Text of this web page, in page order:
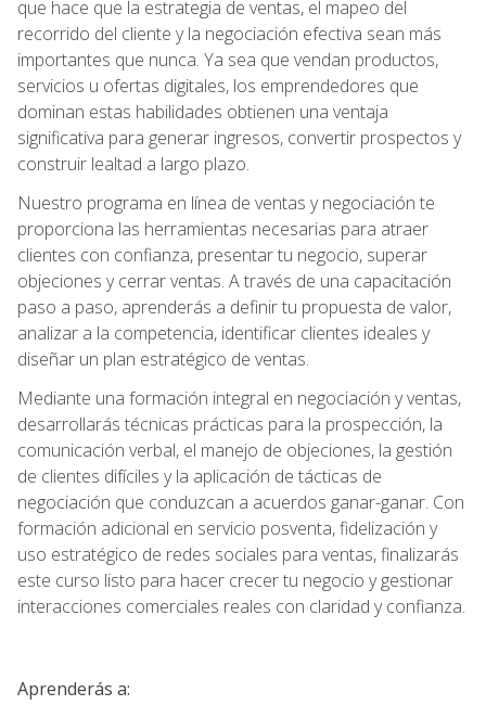
que hace que la estrategia de ventas, el mapeo del
recorrido del cliente y la negociación efectiva sean más
importantes que nunca. Ya sea que vendan productos,
servicios u ofertas digitales, los emprendedores que
dominan estas habilidades obtienen una ventaja
significativa para generar ingresos, convertir prospectos y
construir lealtad a largo plazo.
Nuestro programa en línea de ventas y negociación te
proporciona las herramientas necesarias para atraer
clientes con confianza, presentar tu negocio, superar
objeciones y cerrar ventas. A través de una capacitación
paso a paso, aprenderás a definir tu propuesta de valor,
analizar a la competencia, identificar clientes ideales y
diseñar un plan estratégico de ventas.
Mediante una formación integral en negociación y ventas,
desarrollarás técnicas prácticas para la prospección, la
comunicación verbal, el manejo de objeciones, la gestión
de clientes difíciles y la aplicación de tácticas de
negociación que conduzcan a acuerdos ganar-ganar. Con
formación adicional en servicio posventa, fidelización y
uso estratégico de redes sociales para ventas, finalizarás
este curso listo para hacer crecer tu negocio y gestionar
interacciones comerciales reales con claridad y confianza.
Aprenderás a: